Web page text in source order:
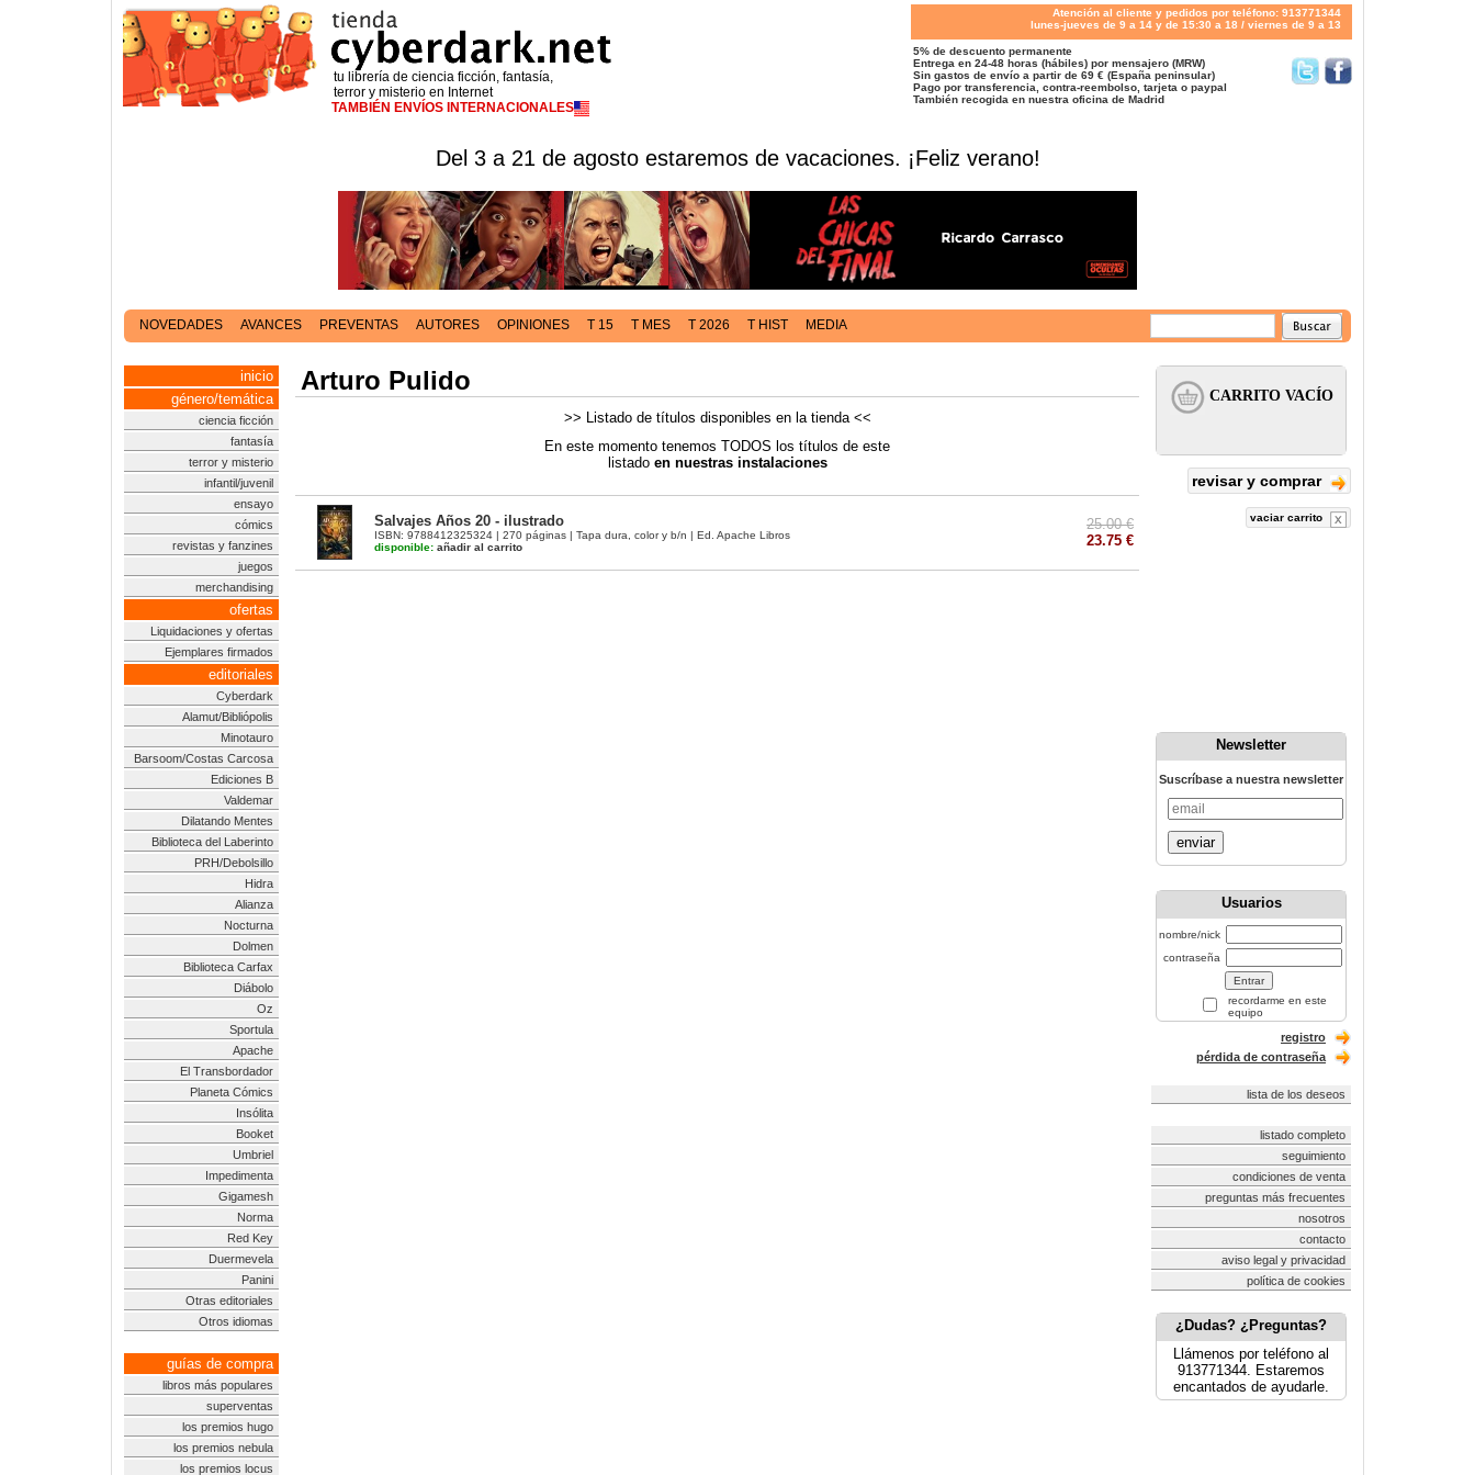
tu librería de ciencia ficción, fantasía,
terror y misterio en Internet
TAMBIÉN ENVÍOS INTERNACIONALES
Atención al cliente y pedidos por teléfono: 913771344
lunes-jueves de 9 a 14 y de 15:30 a 18 / viernes de 9 a 13
5% de descuento permanente
Entrega en 24-48 horas (hábiles) por mensajero (MRW)
Sin gastos de envío a partir de 69 € (España peninsular)
Pago por transferencia, contra-reembolso, tarjeta o paypal
También recogida en nuestra oficina de Madrid
Del 3 a 21 de agosto estaremos de vacaciones. ¡Feliz verano!
NOVEDADES AVANCES PREVENTAS AUTORES OPINIONES T 15 T MES T 2026 T HIST MEDIA
inicio
género/temática
ciencia ficción
fantasía
terror y misterio
infantil/juvenil
ensayo
cómics
revistas y fanzines
juegos
merchandising
ofertas
Liquidaciones y ofertas
Ejemplares firmados
editoriales
Cyberdark
Alamut/Bibliópolis
Minotauro
Barsoom/Costas Carcosa
Ediciones B
Valdemar
Dilatando Mentes
Biblioteca del Laberinto
PRH/Debolsillo
Hidra
Alianza
Nocturna
Dolmen
Biblioteca Carfax
Diábolo
Oz
Sportula
Apache
El Transbordador
Planeta Cómics
Insólita
Booket
Umbriel
Impedimenta
Gigamesh
Norma
Red Key
Duermevela
Panini
Otras editoriales
Otros idiomas
guías de compra
libros más populares
superventas
los premios hugo
los premios nebula
los premios locus
Arturo Pulido
>> Listado de títulos disponibles en la tienda <<
En este momento tenemos TODOS los títulos de este
listado en nuestras instalaciones
Salvajes Años 20 - ilustrado
ISBN: 9788412325324 | 270 páginas | Tapa dura, color y b/n | Ed. Apache Libros
disponible: añadir al carrito
25.00 €
23.75 €
revisar y comprar
vaciar carrito
Newsletter
Suscríbase a nuestra newsletter
enviar
Usuarios
nombre/nick
contraseña
recordarme en este
equipo
registro
pérdida de contraseña
lista de los deseos
listado completo
seguimiento
condiciones de venta
preguntas más frecuentes
nosotros
contacto
aviso legal y privacidad
política de cookies
¿Dudas? ¿Preguntas?
Llámenos por teléfono al
913771344. Estaremos
encantados de ayudarle.